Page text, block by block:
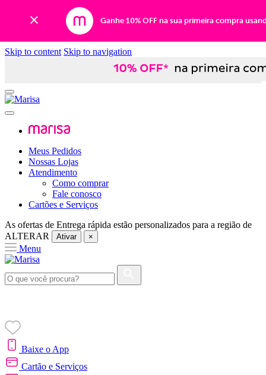
Ganhe 10% OFF na sua primeira compra
Skip to content Skip to navigation
Meus Pedidos
Nossas Lojas
Atendimento
Como comprar
Fale conosco
Cartões e Serviços
As ofertas de Entrega rápida estão personalizados para a região de
ALTERAR
Ativar ×
Menu
Baixe o App
Cartão e Serviços